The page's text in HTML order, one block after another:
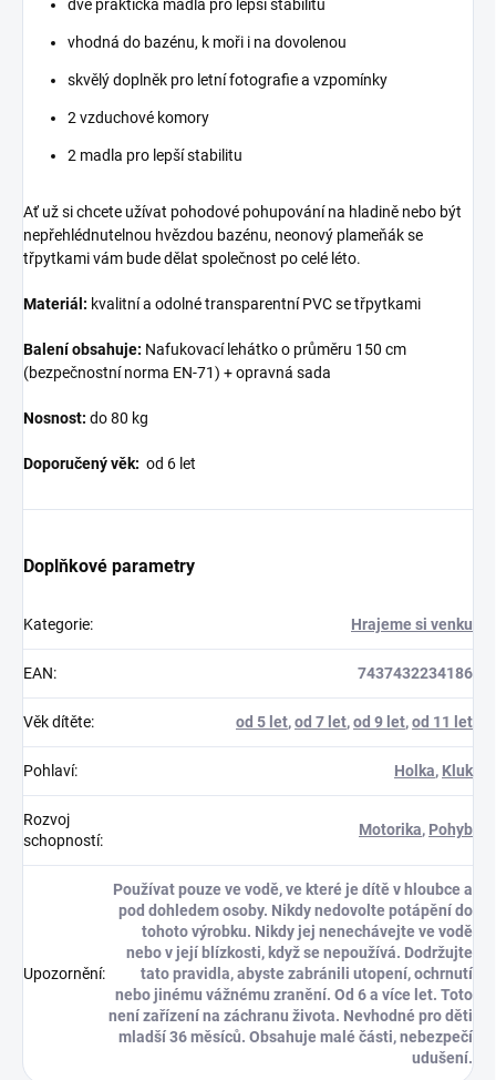
dvě praktická madla pro lepší stabilitu
vhodná do bazénu, k moři i na dovolenou
skvělý doplněk pro letní fotografie a vzpomínky
2 vzduchové komory
2 madla pro lepší stabilitu
Ať už si chcete užívat pohodové pohupování na hladině nebo být
nepřehlédnutelnou hvězdou bazénu, neonový plameňák se
třpytkami vám bude dělat společnost po celé léto.
Materiál: kvalitní a odolné transparentní PVC se třpytkami
Balení obsahuje: Nafukovací lehátko o průměru 150 cm
(bezpečnostní norma EN-71) + opravná sada
Nosnost: do 80 kg
Doporučený věk: od 6 let
Doplňkové parametry
Kategorie: Hrajeme si venku
EAN: 7437432234186
Věk dítěte: od 5 let,od 7 let,od 9 let,od 11 let
Pohlaví: Holka, Kluk
Rozvoj
schopností:
Motorika, Pohyb
Upozornění:
Používat pouze ve vodě, ve které je dítě v hloubce a
pod dohledem osoby. Nikdy nedovolte potápění do
tohoto výrobku. Nikdy jej nenechávejte ve vodě
nebo v její blízkosti, když se nepoužívá. Dodržujte
tato pravidla, abyste zabránili utopení, ochrnutí
nebo jinému vážnému zranění. Od 6 a více let. Toto
není zařízení na záchranu života. Nevhodné pro děti
mladší 36 měsíců. Obsahuje malé části, nebezpečí
udušení.